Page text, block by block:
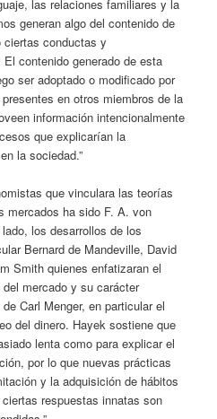
las relaciones familiares y la
generan algo del contenido de
ciertas conductas y
contenido generado de esta
ser adoptado o modificado por
en otros miembros de la
información intencionalmente
que explicarían la
la sociedad.”
que vinculara las teorías
mercados ha sido F. A. von
los desarrollos de los
Bernard de Mandeville, David
Smith quienes enfatizaran el
mercado y su carácter
Carl Menger, en particular el
del dinero. Hayek sostiene que
lenta como para explicar el
por lo que nuevas prácticas
y la adquisición de hábitos
respuestas innatas son